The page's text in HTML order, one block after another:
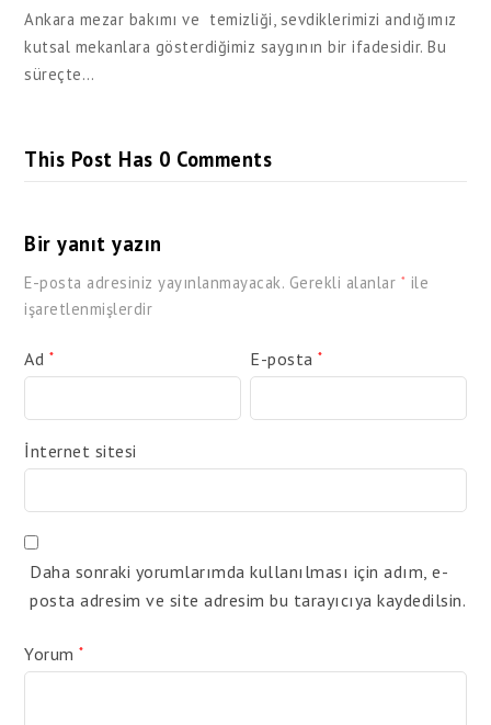
Ankara mezar bakımı ve temizliği, sevdiklerimizi andığımız
kutsal mekanlara gösterdiğimiz saygının bir ifadesidir. Bu
süreçte…
This Post Has 0 Comments
Bir yanıt yazın
E-posta adresiniz yayınlanmayacak. Gerekli alanlar * ile
işaretlenmişlerdir
Ad * E-posta*
İnternet sitesi
Daha sonraki yorumlarımda kullanılması için adım, e-
posta adresim ve site adresim bu tarayıcıya kaydedilsin.
Yorum*